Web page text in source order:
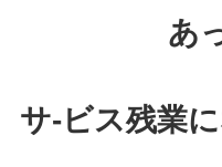
あ
サ-ビス残業